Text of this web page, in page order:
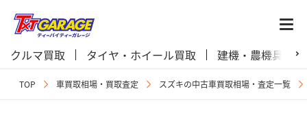
クルマ買取 タイヤ・ホイール買取 建機・農機具買取
TOP 車買取相場・買取査定 スズキの中古車買取相場・査定一覧